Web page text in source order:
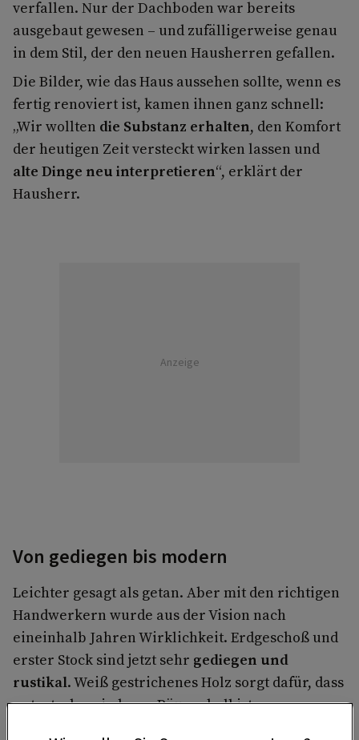
verfallen. Nur der Dachboden war bereits
ausgebaut gewesen – und zufälligerweise genau
in dem Stil, der den neuen Hausherren gefallen.
Die Bilder, wie das Haus aussehen sollte, wenn es
fertig renoviert ist, kamen ihnen ganz schnell:
„Wir wollten die Substanz erhalten, den Komfort
der heutigen Zeit versteckt wirken lassen und
alte Dinge neu interpretieren“, erklärt der
Hausherr.
Anzeige
Von gediegen bis modern
Leichter gesagt als getan. Aber mit den richtigen
Handwerkern wurde aus der Vision nach
eineinhalb Jahren Wirklichkeit. Erdgeschoß und
erster Stock sind jetzt sehr gediegen und
rustikal. Weiß gestrichenes Holz sorgt dafür, dass
es trotz der niederen Räume hell ist.